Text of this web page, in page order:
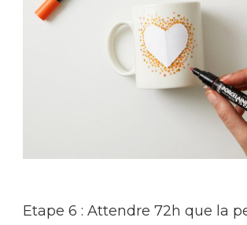
Etape 6 : Attendre 72h que la